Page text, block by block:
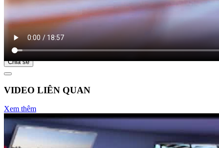
Bắt đầu tại
Chia sẻ
VIDEO LIÊN QUAN
Xem thêm